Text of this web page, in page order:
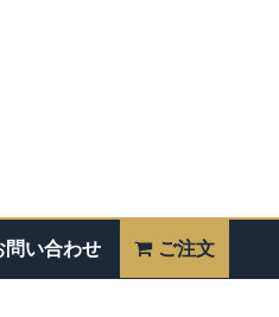
問い合わせ ご注文